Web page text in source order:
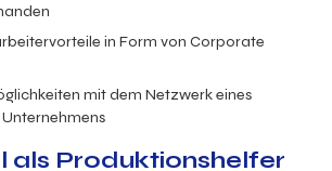
in Form von Corporate
mit dem Netzwerk eines
als Produktionshelfer